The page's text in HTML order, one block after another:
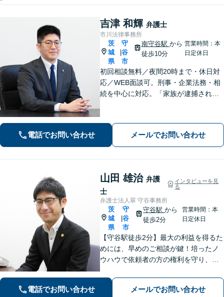
吉津 和輝 弁護士
市川法律事務所
茨
城
県
守
谷
市
南守谷駅 から
徒歩10分
営業時間：本
日定休日
初回相談無料／夜間20時まで・休日対
応／WEB面談可。刑事・企業法務・相
続を中心に対応。「家族が逮捕され
じた」など——受任から解決まで当職
が一貫担当いたします
電話でお問い合わせ メールでお問い合わせ
山田 雄治 弁護
士
インタビューを見
る
弁護士法人翠 守谷事務所
茨
城
県
守
谷
市
守谷駅から
徒歩2分
営業時間：本
日定休日
【守谷駅徒歩2分】最大の利益を得るた
めには、早めのご相談が鍵！培ったノ
ウハウで依頼者の方の権利を守り、最
す。借金、遺言相続、離婚、企業法務
その他どんな相談でも受け付けます。
電話でお問い合わせ メールでお問い合わせ